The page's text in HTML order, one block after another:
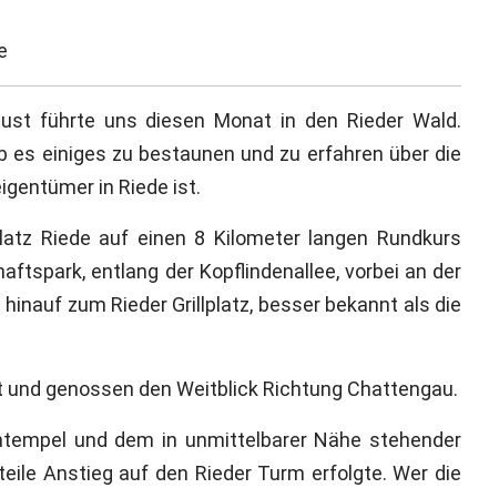
führte uns diesen Monat in den Rieder Wald.
es einiges zu bestaunen und zu erfahren über die
in Riede ist.
Riede auf einen 8 Kilometer langen Rundkurs
entlang der Kopflindenallee, vorbei an der
zum Rieder Grillplatz, besser bekannt als die
genossen den Weitblick Richtung Chattengau.
und dem in unmittelbarer Nähe stehender
Anstieg auf den Rieder Turm erfolgte. Wer die